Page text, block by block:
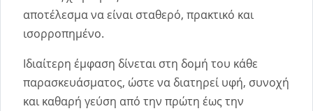
αποτέλεσμα να είναι σταθερό, πρακτικό και
ισορροπημένο.
Ιδιαίτερη έμφαση δίνεται στη δομή του κάθε
παρασκευάσματος, ώστε να διατηρεί υφή, συνοχή
και καθαρή γεύση από την πρώτη έως την